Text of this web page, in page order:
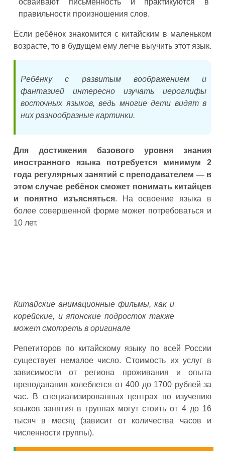
осваивают письменность и практикуются в
правильности произношения слов.
Если ребёнок знакомится с китайским в маленьком
возрасте, то в будущем ему легче выучить этот язык.
Ребёнку с развитым воображением и
фантазией интересно изучать иероглифы
восточных языков, ведь многие дети видят в
них разнообразные картинки.
Для достижения базового уровня знания
иностранного языка потребуется минимум 2
года регулярных занятий с преподавателем — в
этом случае ребёнок сможет понимать китайцев
и понятно изъясняться. На освоение языка в
более совершенной форме может потребоваться и
10 лет.
Китайские анимационные фильмы, как и
корейские, и японские подросток также
может смотреть в оригинале
Репетиторов по китайскому языку по всей России
существует немалое число. Стоимость их услуг в
зависимости от региона проживания и опыта
преподавания колеблется от 400 до 1700 рублей за
час. В специализированных центрах по изучению
языков занятия в группах могут стоить от 4 до 16
тысяч в месяц (зависит от количества часов и
численности группы).